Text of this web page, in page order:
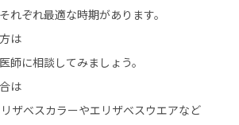
れぞれ最適な時期があります。
は
師に相談してみましょう。
は
ザベスカラーやエリザベスウエアなど